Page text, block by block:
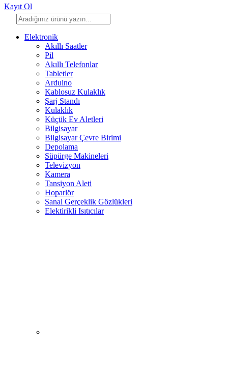
Kayıt Ol
Elektronik
Akıllı Saatler
Pil
Akıllı Telefonlar
Tabletler
Arduino
Kablosuz Kulaklık
Şarj Standı
Kulaklık
Küçük Ev Aletleri
Bilgisayar
Bilgisayar Çevre Birimi
Depolama
Süpürge Makineleri
Televizyon
Kamera
Tansiyon Aleti
Hoparlör
Sanal Gerçeklik Gözlükleri
Elektirikli Isıtıcılar